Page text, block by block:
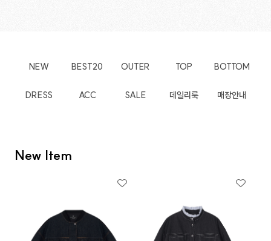
NEW BEST20 OUTER TOP BOTTOM
DRESS ACC SALE 데일리룩 매장안내
New Item